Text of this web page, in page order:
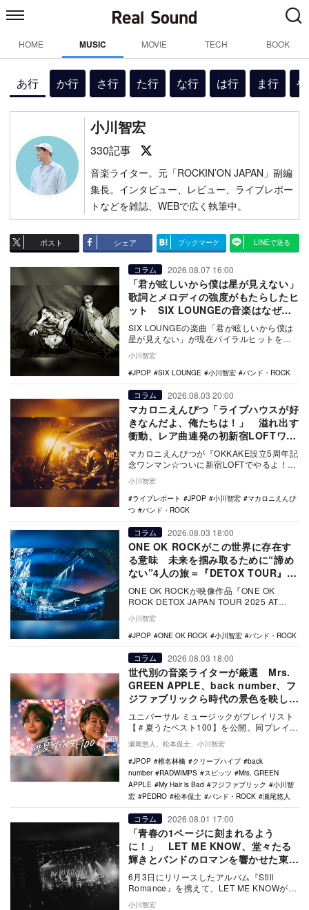
HOME MUSIC MOVIE TECH BOOK
あ行 か行 さ行 た行 な行 は行 ま行
小川智宏
330記事
音楽ライター。元「ROCKIN’ON JAPAN」副編
集長。インタビュー、レビュー、ライブレポー
トなどを雑誌、WEBで広く執筆中。
ポスト シェア ブックマーク LINEで送る
コラム 2026.08.07 16:00
「君が眩しいから僕は星が見えない」
歌詞とメロディの強度がもたらしたヒ
ット SIX LOUNGEの音楽はなぜ人
の心に刺さるのか？
SIX LOUNGEの楽曲「君が眩しいから僕は
星が見えない」が現在バイラルヒットを記
録。歌詞の意味やメロディの面白さ、
Billb…
小川智宏
JPOP
SIX LOUNGE 小川智宏 バンド・ROCK
コラム 2026.08.03 20:00
マカロニえんぴつ「ライブハウスが好
きなんだよ、俺たちは！」 溢れ出す
衝動、レア曲連発の初新宿LOFTワン
マン
マカロニえんぴつが『OKKAKE設立5周年記
念ワンマン☆ついに新宿LOFTでやるよ！〜
いつもありがとうマカロッカー、そしてロ
フト…
小川智宏
ライブレポート
JPOP 小川智宏
マカロニえんぴ
つ
バンド・ROCK
コラム 2026.08.03 18:00
ONE OK ROCKがこの世界に存在す
る意味 未来を掴み取るために“諦め
ない”4人の旅＝『DETOX TOUR』完
結へ
ONE OK ROCKが映像作品『ONE OK
ROCK DETOX JAPAN TOUR 2025 AT
NISSAN STA…
小川智宏
JPOP
ONE OK ROCK 小川智宏 バンド・ROCK
コラム 2026.08.03 18:00
世代別の音楽ライターが厳選 Mrs.
GREEN APPLE、back number、フ
ジファブリックら時代の景色を映しだ
す夏曲の名歌詞
ユニバーサル ミュージックがプレイリスト
【＃夏うたベスト100】を公開。同プレイリ
ストのラインナップ曲からいくつかピック
アップし…
瀬尾悠人、松本侃士、小川智宏
JPOP
椎名林檎 クリープハイプ
back
number
RADWIMPS スピッツ
Mrs. GREEN
APPLE
My Hair is Bad フジファブリック
小川智
宏
PEDRO 松本侃士 バンド・ROCK 瀬尾悠人
コラム 2026.08.01 17:00
「青春の1ページに刻まれるよう
に！」 LET ME KNOW、堂々たる
輝きとバンドのロマンを響かせた東名
阪ツアーファイナル
6月3日にリリースしたアルバム『Still
Romance』を携えて、LET ME KNOWが東
名阪をまわったワンマンツアー。そ…
小川智宏